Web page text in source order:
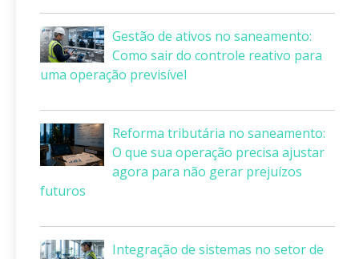
Gestão de ativos no saneamento:
Como sair do controle reativo para
uma operação previsível
Reforma tributária no saneamento:
O que sua operação precisa ajustar
agora para não gerar prejuízos
futuros
Integração de sistemas no setor de